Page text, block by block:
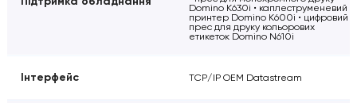
Domino K630i • каплеструменевий
принтер Domino K600i • цифровий
прес для друку кольорових
етикеток Domino N610i
Інтерфейс TCP/IP OEM Datastream